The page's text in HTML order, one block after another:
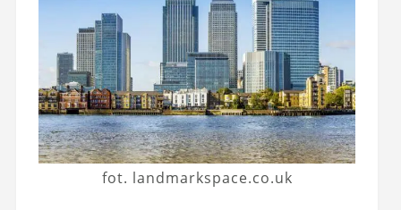
fot. landmarkspace.co.uk